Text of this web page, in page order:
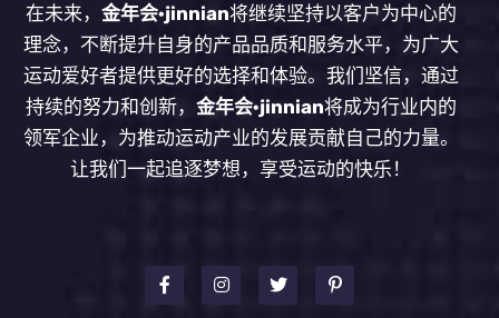
在未来， 金年会·jinnian将继续坚持以客户为中心的
理念，不断提升自身的产品品质和服务水平，为广大
运动爱好者提供更好的选择和体验。我们坚信，通过
持续的努力和创新， 金年会·jinnian将成为行业内的
领军企业，为推动运动产业的发展贡献自己的力量。
让我们一起追逐梦想，享受运动的快乐！